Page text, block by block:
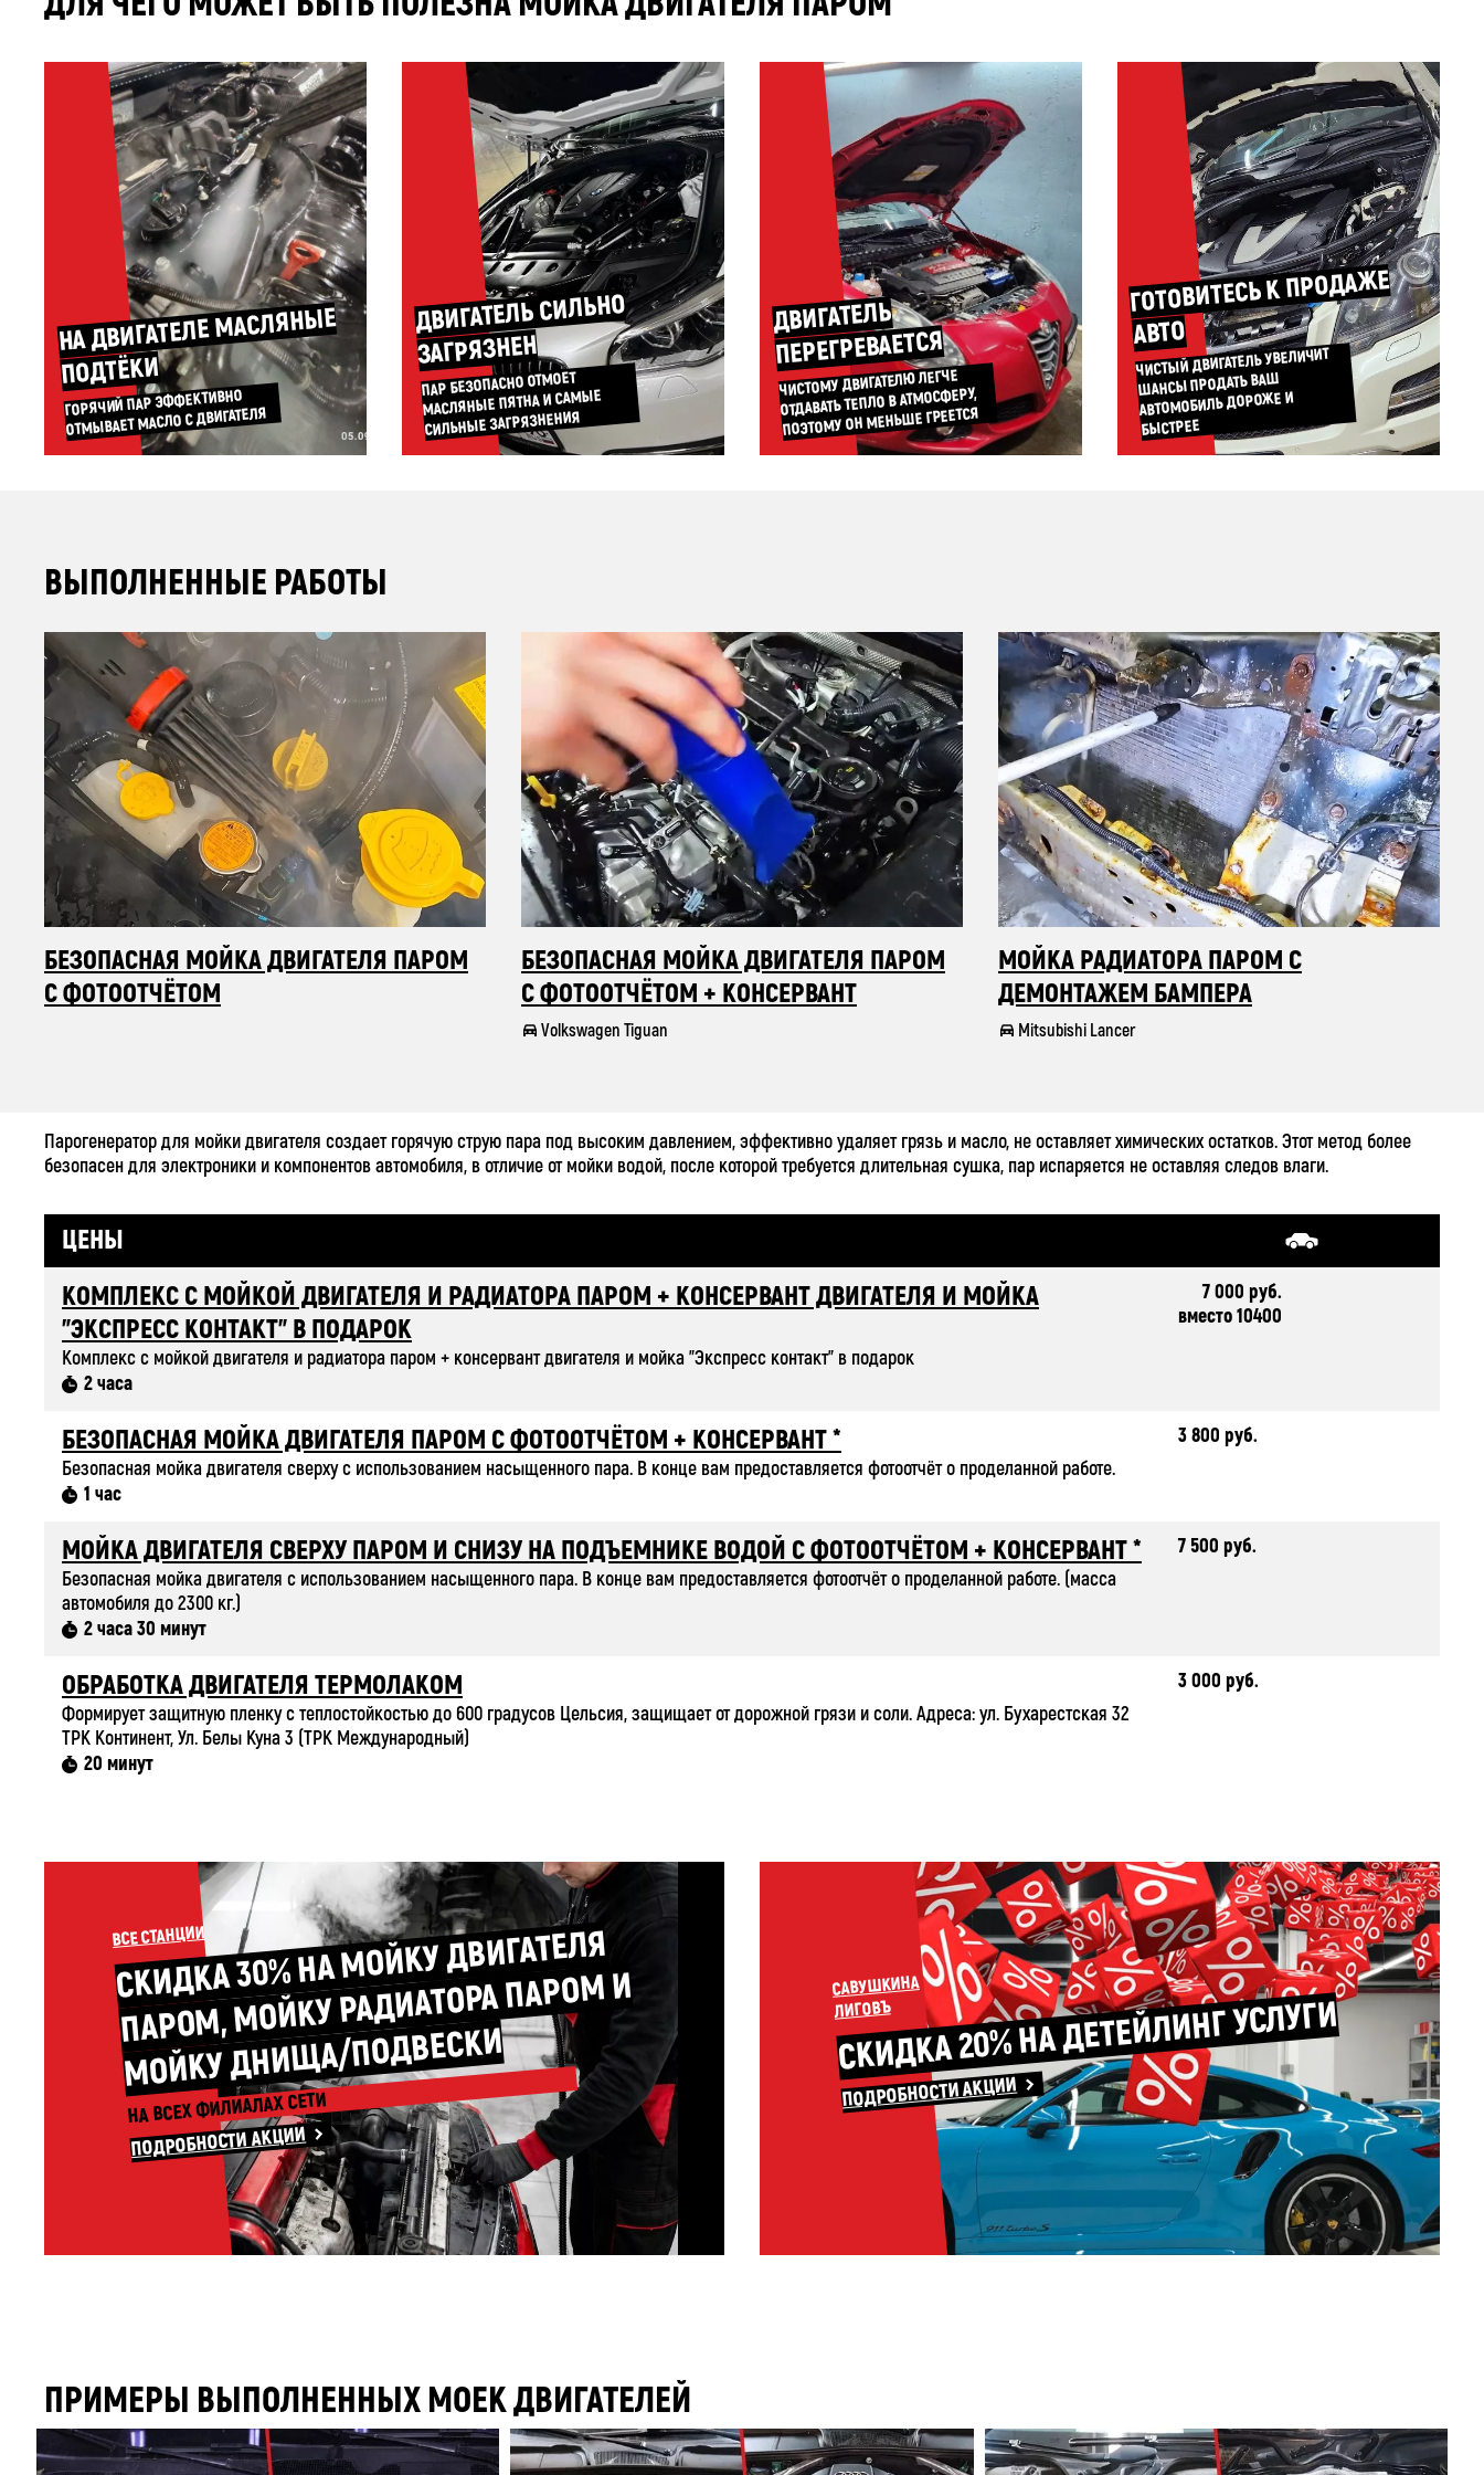
НА ДВИГАТЕЛЕ МАСЛЯНЫЕ
ПОДТЁКИ
ГОРЯЧИЙ ПАР ЭФФЕКТИВНО
ОТМЫВАЕТ МАСЛО С ДВИГАТЕЛЯ
ДВИГАТЕЛЬ СИЛЬНО
ЗАГРЯЗНЕН
ПАР БЕЗОПАСНО ОТМОЕТ
МАСЛЯНЫЕ ПЯТНА И САМЫЕ
СИЛЬНЫЕ ЗАГРЯЗНЕНИЯ
ДВИГАТЕЛЬ
ПЕРЕГРЕВАЕТСЯ
ЧИСТОМУ ДВИГАТЕЛЮ ЛЕГЧЕ
ОТДАВАТЬ ТЕПЛО В АТМОСФЕРУ,
ПОЭТОМУ ОН МЕНЬШЕ ГРЕЕТСЯ
ГОТОВИТЕСЬ К ПРОДАЖЕ
АВТО
ЧИСТЫЙ ДВИГАТЕЛЬ УВЕЛИЧИТ
ШАНСЫ ПРОДАТЬ ВАШ
АВТОМОБИЛЬ ДОРОЖЕ И
БЫСТРЕЕ
ВЫПОЛНЕННЫЕ РАБОТЫ
БЕЗОПАСНАЯ МОЙКА ДВИГАТЕЛЯ ПАРОМ
С ФОТООТЧЁТОМ
БЕЗОПАСНАЯ МОЙКА ДВИГАТЕЛЯ ПАРОМ
С ФОТООТЧЁТОМ + КОНСЕРВАНТ
Volkswagen Tiguan
МОЙКА РАДИАТОРА ПАРОМ С
ДЕМОНТАЖЕМ БАМПЕРА
Mitsubishi Lancer
Парогенератор для мойки двигателя создает горячую струю пара под высоким давлением, эффективно удаляет грязь и масло, не оставляет химических остатков. Этот метод более
безопасен для электроники и компонентов автомобиля, в отличие от мойки водой, после которой требуется длительная сушка, пар испаряется не оставляя следов влаги.
ЦЕНЫ
КОМПЛЕКС С МОЙКОЙ ДВИГАТЕЛЯ И РАДИАТОРА ПАРОМ + КОНСЕРВАНТ ДВИГАТЕЛЯ И МОЙКА
"ЭКСПРЕСС КОНТАКТ" В ПОДАРОК
Комплекс с мойкой двигателя и радиатора паром + консервант двигателя и мойка "Экспресс контакт" в подарок
2 часа
7 000 руб.
вместо 10400
БЕЗОПАСНАЯ МОЙКА ДВИГАТЕЛЯ ПАРОМ С ФОТООТЧЁТОМ + КОНСЕРВАНТ *
Безопасная мойка двигателя сверху с использованием насыщенного пара. В конце вам предоставляется фотоотчёт о проделанной работе.
1 час
3 800 руб.
МОЙКА ДВИГАТЕЛЯ СВЕРХУ ПАРОМ И СНИЗУ НА ПОДЪЕМНИКЕ ВОДОЙ С ФОТООТЧЁТОМ + КОНСЕРВАНТ *
Безопасная мойка двигателя с использованием насыщенного пара. В конце вам предоставляется фотоотчёт о проделанной работе. (масса
автомобиля до 2300 кг.)
2 часа 30 минут
7 500 руб.
ОБРАБОТКА ДВИГАТЕЛЯ ТЕРМОЛАКОМ
Формирует защитную пленку с теплостойкостью до 600 градусов Цельсия, защищает от дорожной грязи и соли. Адреса: ул. Бухарестская 32
ТРК Континент, Ул. Белы Куна 3 (ТРК Международный)
20 минут
3 000 руб.
ВСЕ СТАНЦИИ
СКИДКА 30% НА
МОЙКУ ДВИГАТЕЛЯ
ПАРО
М,
МОЙКУ РАДИАТОРА ПАРО
М И
МОЙКУ ДНИ
ЩА/ПОДВЕСКИ
НА ВСЕХ ФИЛИАЛАХ СЕТИ
ПОДРОБНОСТИ АКЦИИ
САВУШКИНА
ЛИГОВЪ
СКИДКА 20% НА ДЕТЕЙЛИНГ УСЛУГИ
ПОДРОБНОСТИ АКЦИИ
ПРИМЕРЫ ВЫПОЛНЕННЫХ МОЕК ДВИГАТЕЛЕЙ